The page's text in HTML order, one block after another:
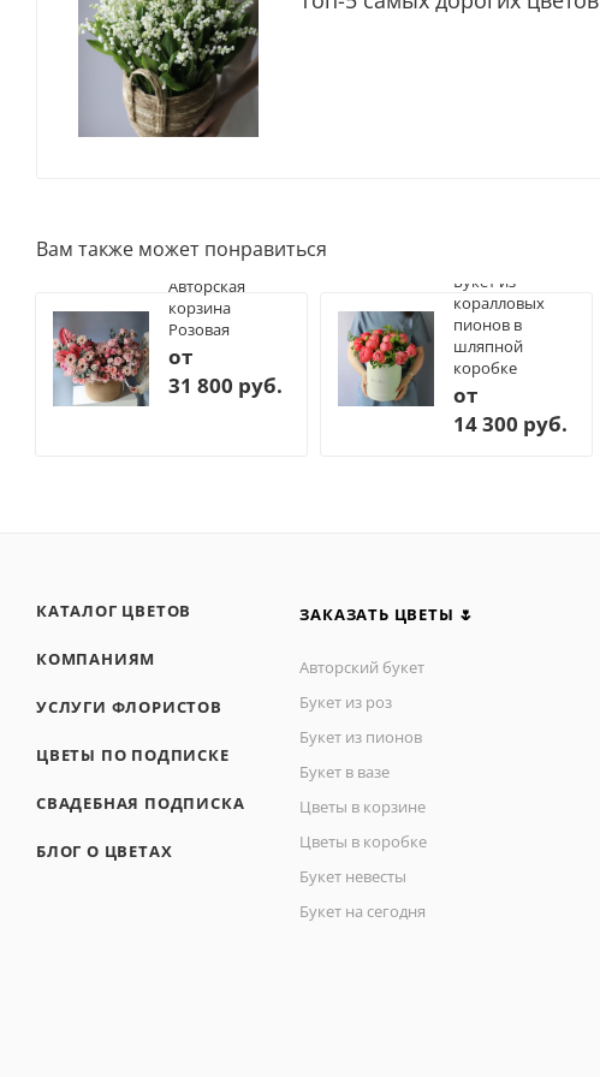
Вам также может понравиться
Авторская
корзина
Розовая
от
31 800 руб.
Букет из
коралловых
пионов в
шляпной
коробке
от
14 300 руб.
КАТАЛОГ ЦВЕТОВ
КОМПАНИЯМ
УСЛУГИ ФЛОРИСТОВ
ЦВЕТЫ ПО ПОДПИСКЕ
СВАДЕБНАЯ ПОДПИСКА
БЛОГ О ЦВЕТАХ
ЗАКАЗАТЬ ЦВЕТЫ 🌷
Авторский букет
Букет из роз
Букет из пионов
Букет в вазе
Цветы в корзине
Цветы в коробке
Букет невесты
Букет на сегодня